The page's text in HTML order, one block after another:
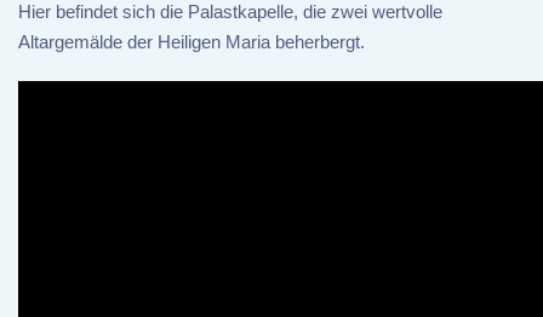
Hier befindet sich die Palastkapelle, die zwei wertvolle
Altargemälde der Heiligen Maria beherbergt.